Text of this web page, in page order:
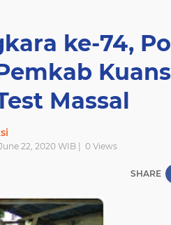
ke-74,
Massal
22, 2020 WIB | 0Views
SHARE